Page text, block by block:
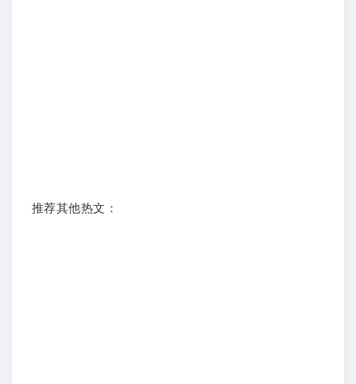
推荐其他热文：